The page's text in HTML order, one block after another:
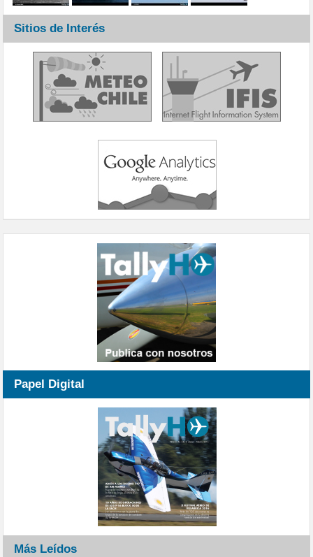
Sitios de Interés
Papel Digital
Más Leídos